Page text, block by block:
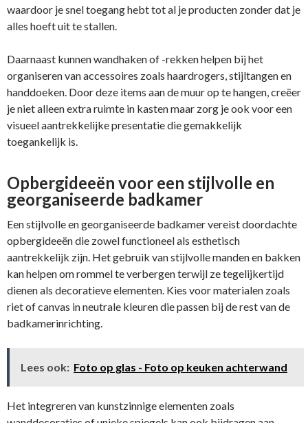
waardoor je snel toegang hebt tot al je producten zonder dat je
alles hoeft uit te stallen.
Daarnaast kunnen wandhaken of -rekken helpen bij het
organiseren van accessoires zoals haardrogers, stijltangen en
handdoeken. Door deze items aan de muur op te hangen, creëer
je niet alleen extra ruimte in kasten maar zorg je ook voor een
visueel aantrekkelijke presentatie die gemakkelijk
toegankelijk is.
Opbergideeën voor een stijlvolle en
georganiseerde badkamer
Een stijlvolle en georganiseerde badkamer vereist doordachte
opbergideeën die zowel functioneel als esthetisch
aantrekkelijk zijn. Het gebruik van stijlvolle manden en bakken
kan helpen om rommel te verbergen terwijl ze tegelijkertijd
dienen als decoratieve elementen. Kies voor materialen zoals
riet of canvas in neutrale kleuren die passen bij de rest van de
badkamerinrichting.
Lees ook: Foto op glas - Foto op keuken achterwand
Het integreren van kunstzinnige elementen zoals